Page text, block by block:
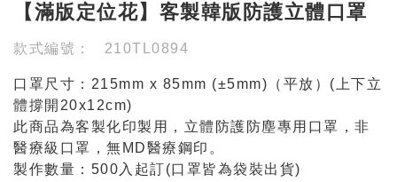
【滿版定位花】客製韓版防護立體口罩
款式編號： 210TL0894
口罩尺寸：215mm x 85mm (±5mm)（平放）(上下立
體撐開20x12cm)
此商品為客製化印製用，立體防護防塵專用口罩，非
醫療級口罩，無MD醫療鋼印。
製作數量：500入起訂(口罩皆為袋裝出貨)